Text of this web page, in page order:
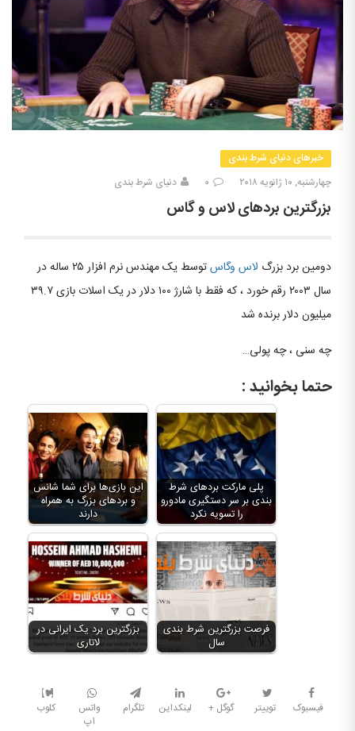
خبرهای دنیای شرط بندی
چهارشنبه, ۱۰ ژانویه ۲۰۱۸
۰ دنیای شرط بندی
بزرگترین بردهای لاس و گاس
دومین برد بزرگ لاس وگاس
توسط یک مهندس نرم افزار ۲۵ ساله در
سال ۲۰۰۳ رقم خورد ، که فقط با شارژ ۱۰۰ دلار در یک اسلات بازی ۳۹.۷
میلیون دلار برنده شد
چه سنی ، چه پولی…
حتما بخوانید :
این بازی‌ها برای شما شانس
و بردهای بزرگ به همراه
دارند
پلی مارکت بردهای شرط
بندی بر سر دستگیری مادورو
را تسویه نکرد
بزرگترین برد یک ایرانی در
لاتاری
فرصت بزرگترین شرط بندی
سال
فیسبوک توییتر گوگل + لینکداین تلگرام
واتس
اپ
کلوب